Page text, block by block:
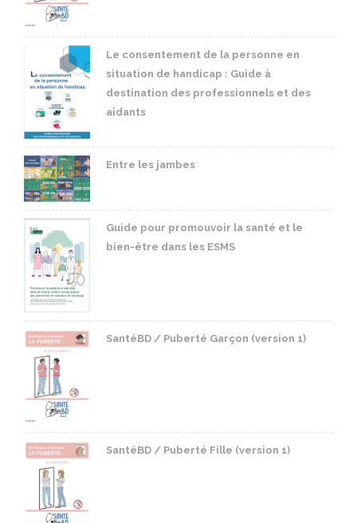
Le consentement de la personne en
situation de handicap : Guide à
destination des professionnels et des
aidants
Entre les jambes
Guide pour promouvoir la santé et le
bien-être dans les ESMS
SantéBD / Puberté Garçon (version 1)
SantéBD / Puberté Fille (version 1)